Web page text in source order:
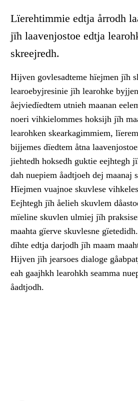
Lïerehtimmie edtja årrodh
jïh laavenjostoe edtja
skreejredh.
Hijven govlesadteme hïejmen jïh
learoebyjresinie jïh learohke
åejviedïedtem utnieh maanan
noeri vihkielommes hoksijh jïh
learohken skearkagimmiem,
bijjemes dïedtem åtna
jiehtedh hoksedh guktie eejhtegh
dah nuepiem åadtjoeh dej maanaj
Hïejmen vuajnoe skuvlese
Eejhtegh jïh åelieh skuvlem
mïeline skuvlen ulmiej jïh
maahta gïerve skuvlesne
dïhte edtja darjodh jïh maam
Hijven jïh jearsoes dialoge
eah gaajhkh learohkh seamma
åadtjodh.